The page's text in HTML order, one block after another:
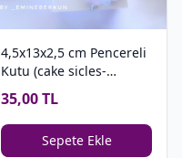
4,5x13x2,5 cm Pencereli
Kutu (cake sicles-
magnum cakes)
35,00 TL
Sepete Ekle